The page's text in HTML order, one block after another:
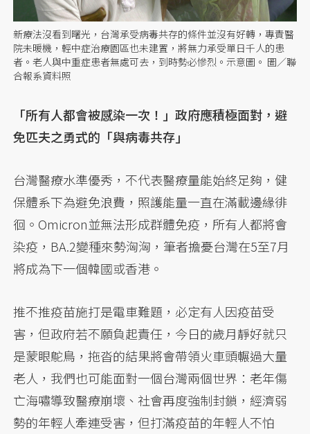
新療法沒看到曙光，台灣承受病毒共存的條件並沒有好轉，專責醫
院未暖機，輕中症治療園區也未建置，將無力承受單日千人的患
者。老人與中重症患者無處可去，到時勢必慘烈。示意圖。 圖／聯
合報系資料照
「所有人都會被感染一次！」政府應積極面對，避
免匹夫之勇式的「與病毒共存」
台灣醫療水準優秀，不代表醫療量能始終足夠，健
保體系下為避免浪費，照護能量一直在滿載邊緣徘
徊。Omicron並無法形成群體免疫，所有人都將會
染疫，BA.2變種來勢洶洶，筆者擔憂台灣在5至7月
將成為下一個韓國或香港。
推不推疫苗施打是電車難題，必定有人因疫苗受
害，但政府若不願負起責任，今日的歲月靜好就只
是蒙眼鴕鳥，拖沓的結果將會帶領火車頭輾過大量
老人，我們也可能面對一個台灣兩個世界：老年傷
亡海嘯導致醫療崩壞、社會再度強制封鎖，經濟弱
勢的年輕人牽連受害，但打滿疫苗的年輕人不怕